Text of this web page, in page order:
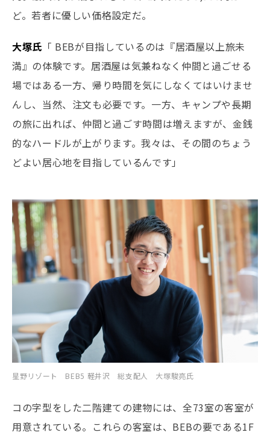
ど。若者に優しい価格設定だ。
大塚氏 「 BEBが目指しているのは『居酒屋以上旅未
満』の体験です。居酒屋は気兼ねなく仲間と過ごせる
場ではある一方、帰り時間を気にしなくてはいけませ
んし、当然、注文も必要です。一方、キャンプや長期
の旅に出れば、仲間と過ごす時間は増えますが、金銭
的なハードルが上がります。我々は、その間のちょう
どよい居心地を目指しているんです」
星野リゾート BEB5 軽井沢 総支配人 大塚駿亮氏
コの字型をした二階建ての建物には、全73室の客室が
用意されている。これらの客室は、BEBの要である1F